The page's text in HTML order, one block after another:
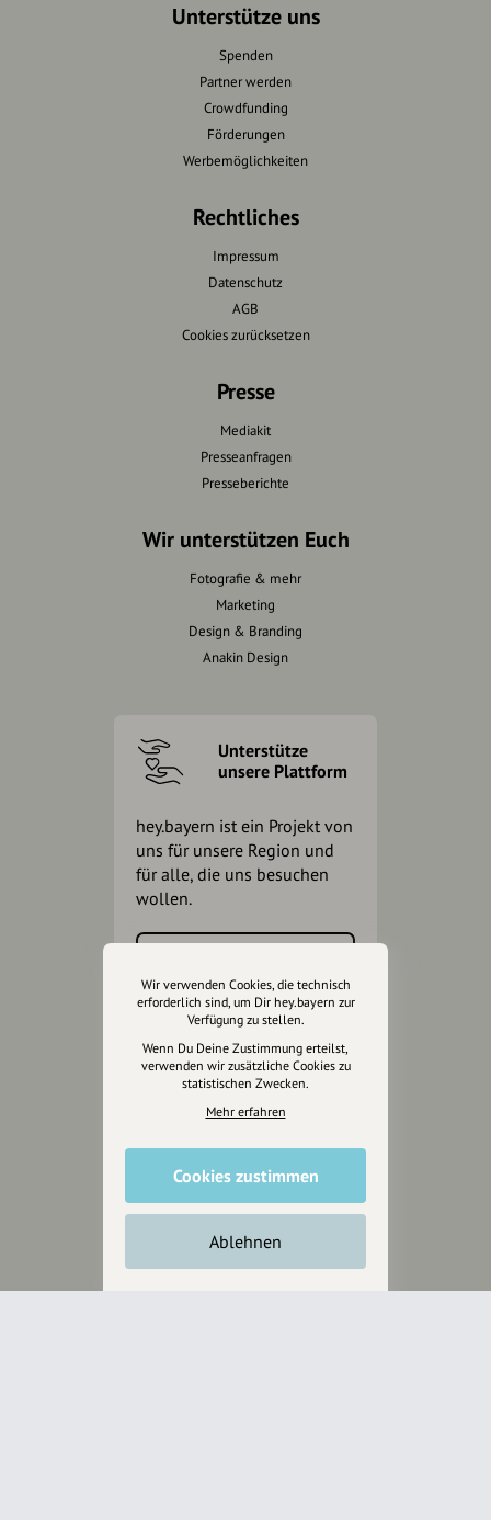
Unterstütze uns
Spenden
Partner werden
Crowdfunding
Förderungen
Werbemöglichkeiten
Rechtliches
Impressum
Datenschutz
AGB
Cookies zurücksetzen
Presse
Mediakit
Presseanfragen
Presseberichte
Wir unterstützen Euch
Fotografie & mehr
Marketing
Design & Branding
Anakin Design
Unterstütze
unsere Plattform
hey.bayern ist ein Projekt von
uns für unsere Region und
für alle, die uns besuchen
wollen.
Jetzt unterstützen
Spendenquittung ausstellen.
Wir verwenden Cookies, die technisch
erforderlich sind, um Dir hey.bayern zur
Verfügung zu stellen.
Wenn Du Deine Zustimmung erteilst,
verwenden wir zusätzliche Cookies zu
statistischen Zwecken.
Mehr erfahren
Cookies zustimmen
Ablehnen